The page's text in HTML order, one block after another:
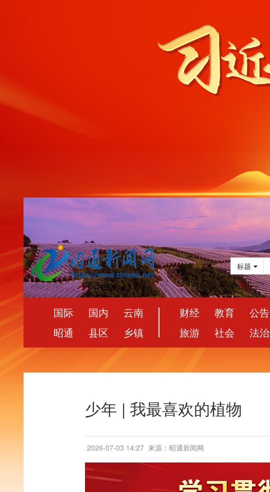
标题
国际 国内
云南
昭通
县区 乡镇
财经 教育
公告
旅游
社会 法治
少年 | 我最喜欢的植物
2026-07-03 14:27 来源：昭通新闻网